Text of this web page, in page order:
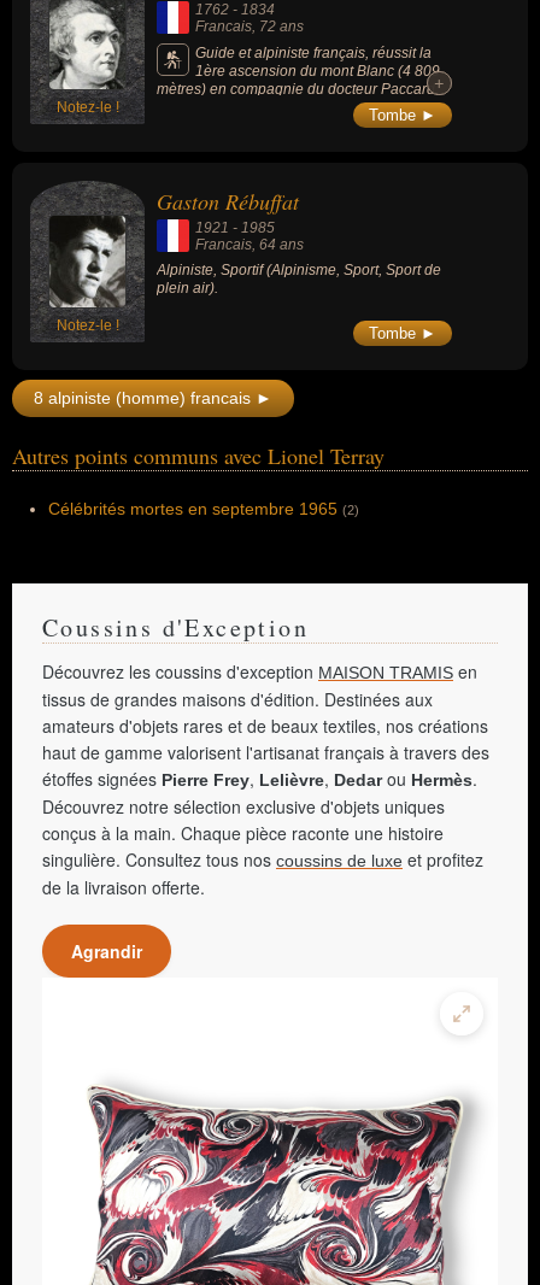
Notez-le !
1762 - 1834
Francais, 72 ans
Guide et alpiniste français, réussit la
1ère ascension du mont Blanc (4 809
mètres) en compagnie du docteur Paccard,+
+
Tombe ►
Notez-le !
Gaston Rébuffat
1921 - 1985
Francais , 64 ans
Alpiniste, Sportif (Alpinisme, Sport, Sport de
plein air).
Tombe ►
8 alpiniste (homme) francais ►
Autres points communs avec Lionel Terray
Célébrités mortes en septembre 1965 (2)
Coussins d'Exception
Découvrez les coussins d'exception MAISON TRAMIS en
tissus de grandes maisons d'édition. Destinées aux
amateurs d'objets rares et de beaux textiles, nos créations
haut de gamme valorisent l'artisanat français à travers des
étoffes signées Pierre Frey, Lelièvre, Dedarou Hermès.
Découvrez notre sélection exclusive d'objets uniques
conçus à la main. Chaque pièce raconte une histoire
singulière. Consultez tous nos coussins de luxe et profitez
de la livraison offerte.
Agrandir